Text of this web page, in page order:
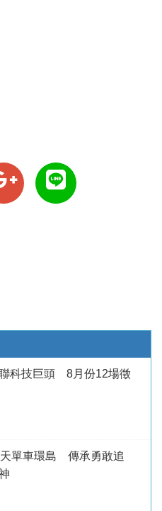
科技巨頭 8月份12場徵
單車環島 傳承勇敢追